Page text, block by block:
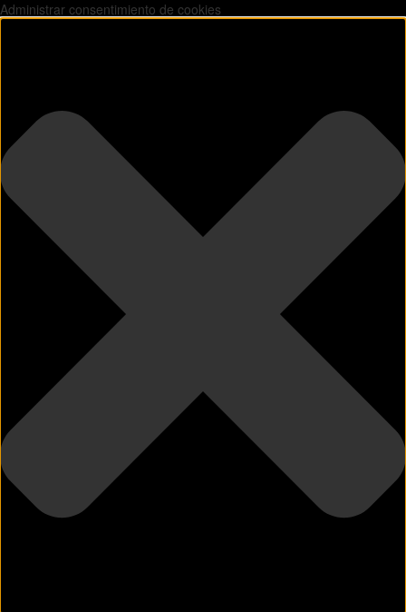
Administrar consentimiento de cookies